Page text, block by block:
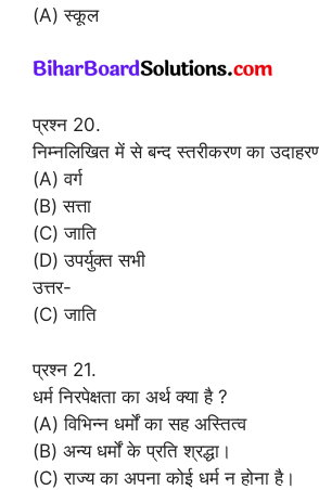
(A) स्कूल
प्रश्न 20.
निम्नलिखित में से बन्द स्तरीकरण का
(A) वर्ग
(B) सत्ता
(C) जाति
(D) उपर्युक्त सभी
उत्तर-
(C) जाति
प्रश्न 21.
धर्म निरपेक्षता का अर्थ क्या है ?
(A) विभिन्न धर्मों का सह अस्तित्व
(B) अन्य धर्मों के प्रति श्रद्धा।
(C) राज्य का अपना कोई धर्म न होना है।